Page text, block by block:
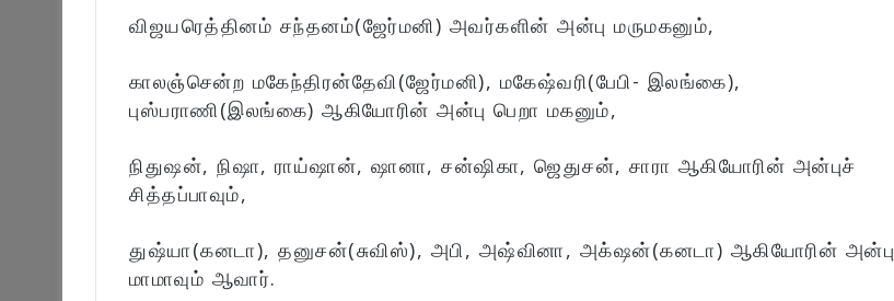
விஜயரெத்தினம் சந்தனம்(ஜேர்மனி) அவர்களின் அன்பு மருமகனும்,
காலஞ்சென்ற மகேந்திரன்தேவி(ஜேர்மனி), மகேஷ்வரி(பேபி- இலங்கை),
புஸ்பராணி(இலங்கை) ஆகியோரின் அன்பு பெறா மகனும்,
நிதுஷன், நிஷா, ராய்ஷான், ஷானா, சன்ஷிகா, ஜெதுசன், சாரா ஆகியோரின் அன்புச்
சித்தப்பாவும்,
துஷ்யா(கனடா), தனுசன்(சுவிஸ்), அபி, அஷ்வினா, அக்‌ஷன்(கனடா) ஆகியோரின் அன்பு
மாமாவும் ஆவார்.